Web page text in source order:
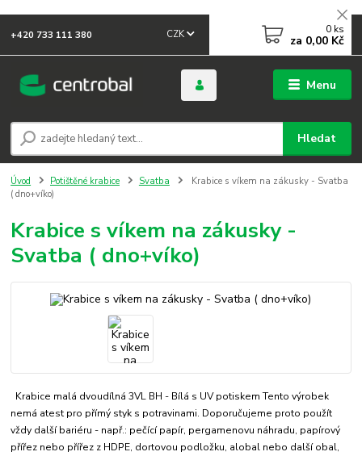
Menu
CZK
Hledat
+420 733 111 380 0 ks
za 0,00 Kč
Úvod Potištěné krabice Svatba
Krabice s víkem na zákusky - Svatba
( dno+víko)
Krabice s víkem na zákusky -
Svatba ( dno+víko)
Krabice malá dvoudílná 3VL BH - Bílá s UV potiskem Tento výrobek
nemá atest pro přímý styk s potravinami. Doporučujeme proto použít
vždy další bariéru - např.: pečící papír, pergamenovu náhradu, papírový
přířez nebo přířez z HDPE, dortovou podložku, alobal nebo další obal,